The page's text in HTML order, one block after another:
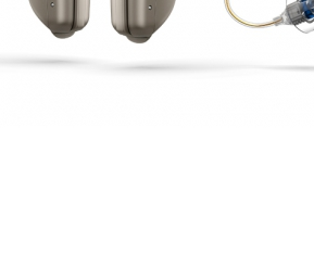
is het nieuwste hoortoestel van Signia.